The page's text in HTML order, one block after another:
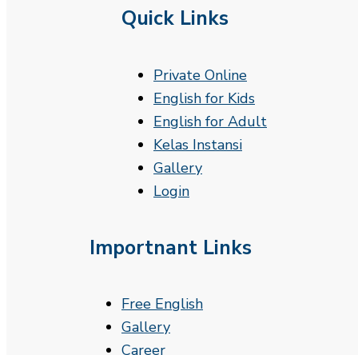
Quick Links
Private Online
English for Kids
English for Adult
Kelas Instansi
Gallery
Login
Importnant Links
Free English
Gallery
Career